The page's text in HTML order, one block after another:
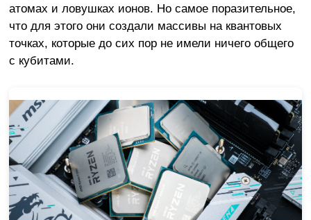
атомах и ловушках ионов. Но самое поразительное,
что для этого они создали массивы на квантовых
точках, которые до сих пор не имели ничего общего
с кубитами.